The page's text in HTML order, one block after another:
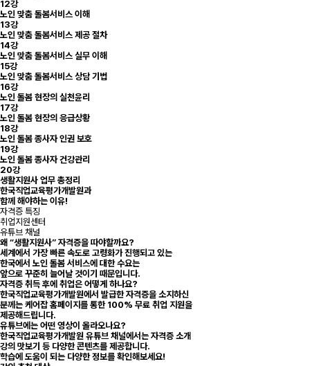
12강
노인 맞춤 돌봄서비스 이해
13강
노인 맞춤 돌봄서비스 제공 절차
14강
노인 맞춤 돌봄서비스 실무 이해
15강
노인 맞춤 돌봄서비스 상담 기법
16강
노인 돌봄 현장의 실천윤리
17강
노인 돌봄 현장의 응급상황
18강
노인 돌봄 종사자 인권 보호
19강
노인 돌봄 종사자 건강관리
20강
생활지원사 업무 총정리
한국직업교육평가개발원과
함께 해야하는 이유!
자격증 특징
취업지원센터
유튜브 채널
왜 “생활지원사” 자격증을 따야할까요?
세계에서 가장 빠른 속도로 고령화가 진행되고 있는
한국에서 노인 돌봄 서비스에 대한 수요는
앞으로 꾸준히 늘어날 것이기 때문입니다.
자격증 취득 후에 취업은 어떻게 하나요?
한국직업교육평가개발원에서 발급한 자격증을 소지하신
분께는 케어잡 홈페이지를 통한 100% 무료 취업 지원을
제공해드립니다.
유튜브에는 어떤 영상이 올라오나요?
한국직업교육평가개발원 유튜브 채널에서는 자격증 소개
강의 맛보기 등 다양한 콘텐츠를 제공합니다.
학습에 도움이 되는 다양한 정보를 확인해보세요!